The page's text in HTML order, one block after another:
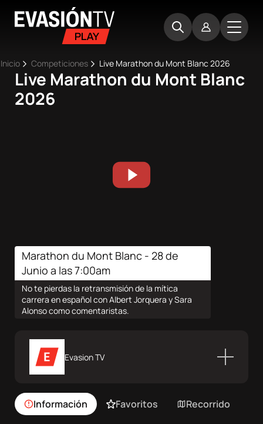
Ruta
de
navegación
Inicio Competiciones Live Marathon du Mont Blanc 2026
Live Marathon du Mont Blanc
2026
Marathon du Mont Blanc - 28 de
Junio a las 7:00am
No te pierdas la retransmisión de la mítica
carrera en español con Albert Jorquera y Sara
Alonso como comentaristas.
Evasion TV
Información Favoritos Recorrido
Main
navigation
Inicio
Sobre
nosotros
Contacta
Atletas
DocuSeries